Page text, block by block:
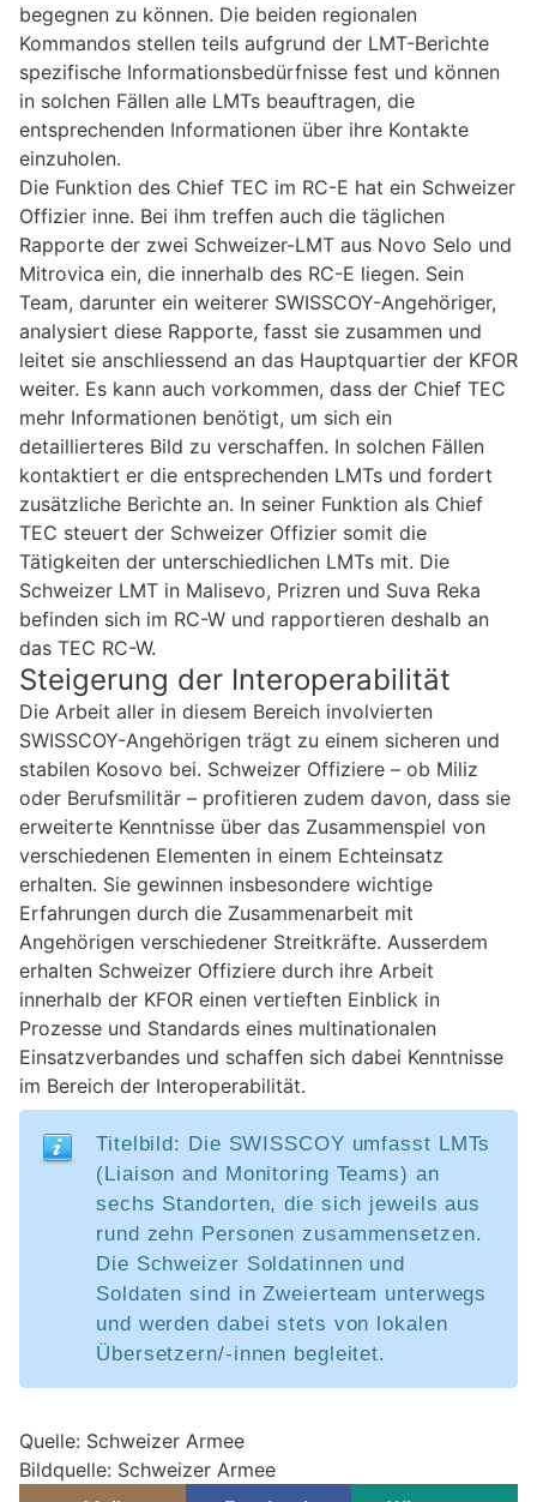
begegnen zu können. Die beiden regionalen
Kommandos stellen teils aufgrund der LMT-Berichte
spezifische Informationsbedürfnisse fest und können
in solchen Fällen alle LMTs beauftragen, die
entsprechenden Informationen über ihre Kontakte
einzuholen.
Die Funktion des Chief TEC im RC-E hat ein Schweizer
Offizier inne. Bei ihm treffen auch die täglichen
Rapporte der zwei Schweizer-LMT aus Novo Selo und
Mitrovica ein, die innerhalb des RC-E liegen. Sein
Team, darunter ein weiterer SWISSCOY-Angehöriger,
analysiert diese Rapporte, fasst sie zusammen und
leitet sie anschliessend an das Hauptquartier der KFOR
weiter. Es kann auch vorkommen, dass der Chief TEC
mehr Informationen benötigt, um sich ein
detaillierteres Bild zu verschaffen. In solchen Fällen
kontaktiert er die entsprechenden LMTs und fordert
zusätzliche Berichte an. In seiner Funktion als Chief
TEC steuert der Schweizer Offizier somit die
Tätigkeiten der unterschiedlichen LMTs mit. Die
Schweizer LMT in Malisevo, Prizren und Suva Reka
befinden sich im RC-W und rapportieren deshalb an
das TEC RC-W.
Steigerung der Interoperabilität
Die Arbeit aller in diesem Bereich involvierten
SWISSCOY-Angehörigen trägt zu einem sicheren und
stabilen Kosovo bei. Schweizer Offiziere – ob Miliz
oder Berufsmilitär – profitieren zudem davon, dass sie
erweiterte Kenntnisse über das Zusammenspiel von
verschiedenen Elementen in einem Echteinsatz
erhalten. Sie gewinnen insbesondere wichtige
Erfahrungen durch die Zusammenarbeit mit
Angehörigen verschiedener Streitkräfte. Ausserdem
erhalten Schweizer Offiziere durch ihre Arbeit
innerhalb der KFOR einen vertieften Einblick in
Prozesse und Standards eines multinationalen
Einsatzverbandes und schaffen sich dabei Kenntnisse
im Bereich der Interoperabilität.
Titelbild: Die SWISSCOY umfasst LMTs
(Liaison and Monitoring Teams) an
sechs Standorten, die sich jeweils aus
rund zehn Personen zusammensetzen.
Die Schweizer Soldatinnen und
Soldaten sind in Zweierteam unterwegs
und werden dabei stets von lokalen
Übersetzern/-innen begleitet.
Quelle: Schweizer Armee
Bildquelle: Schweizer Armee